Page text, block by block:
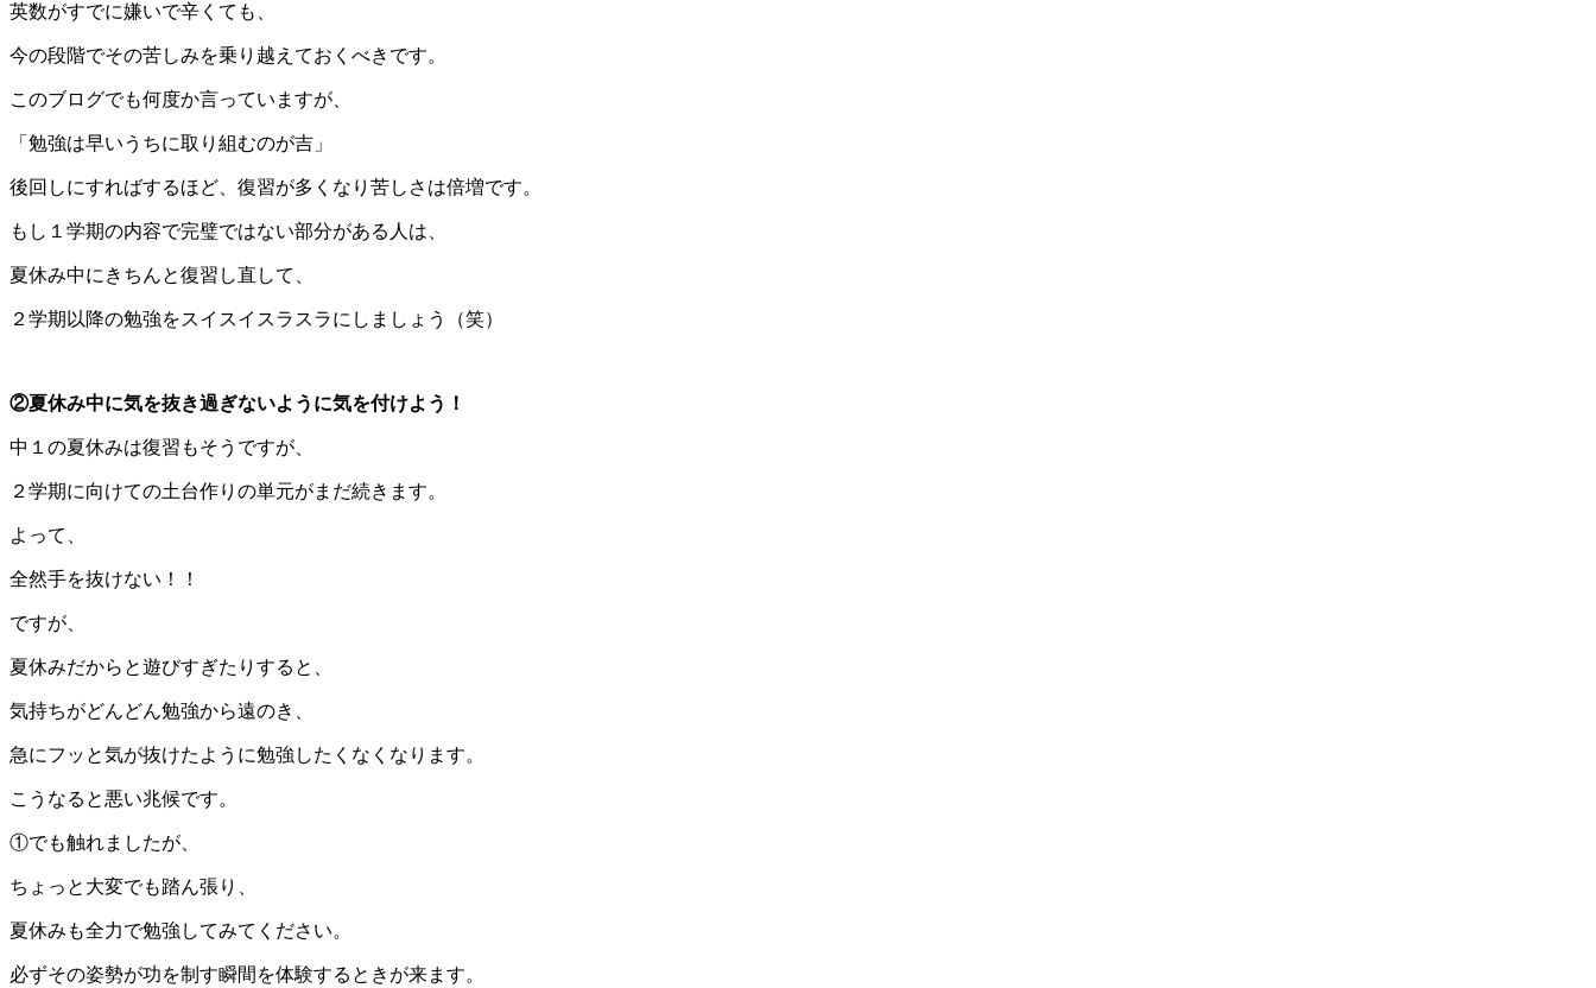
英数がすでに嫌いで辛くても、
今の段階でその苦しみを乗り越えておくべきです。
このブログでも何度か言っていますが、
「勉強は早いうちに取り組むのが吉」
後回しにすればするほど、復習が多くなり苦しさは倍増です。
もし１学期の内容で完璧ではない部分がある人は、
夏休み中にきちんと復習し直して、
２学期以降の勉強をスイスイスラスラにしましょう（笑）
②夏休み中に気を抜き過ぎないように気を付けよう！
中１の夏休みは復習もそうですが、
２学期に向けての土台作りの単元がまだ続きます。
よって、
全然手を抜けない！！
ですが、
夏休みだからと遊びすぎたりすると、
気持ちがどんどん勉強から遠のき、
急にフッと気が抜けたように勉強したくなくなります。
こうなると悪い兆候です。
①でも触れましたが、
ちょっと大変でも踏ん張り、
夏休みも全力で勉強してみてください。
必ずその姿勢が功を制す瞬間を体験するときが来ます。